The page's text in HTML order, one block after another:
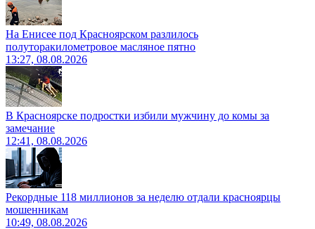
На Енисее под Красноярском разлилось
полуторакилометровое масляное пятно
13:27, 08.08.2026
В Красноярске подростки избили мужчину до комы за
замечание
12:41, 08.08.2026
Рекордные 118 миллионов за неделю отдали красноярцы
мошенникам
10:49, 08.08.2026